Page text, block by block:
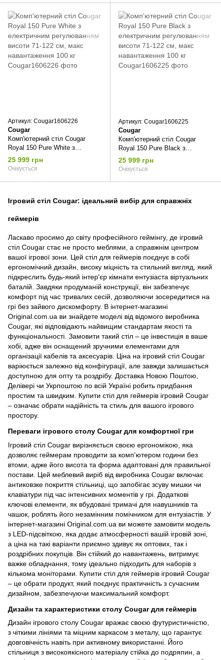
100 кг 100 кг
Артикул: Cougar1606226
Cougar
Комп'ютерний стіл Cougar
Royal 150 Pure White з
електричним регулюванням
висоти 71-122 см, макс
навантаження 100 кг
25 999 грн
Очікується
Артикул: Cougar1606225
Cougar
Комп'ютерний стіл Cougar
Royal 150 Pure Black з
електричним регулюванням
висоти 71-122 см, макс
навантаження 100 кг
25 999 грн
Очікується
Ігровий стіл Cougar: ідеальний вибір для справжніх
геймерів
Ласкаво просимо до світу професійного геймінгу, де ігровий
стіл Cougar стає не просто меблями, а справжнім центром
вашої ігрової зони. Цей стіл для геймерів поєднує в собі
ергономічний дизайн, високу міцність та стильний вигляд, який
підкреслить будь-який інтер'єр кімнати ентузіаста віртуальних
баталій. Завдяки продуманій конструкції, він забезпечує
комфорт під час тривалих сесій, дозволяючи зосередитися на
грі без зайвого дискомфорту. В інтернет-магазині
Original.com.ua ви знайдете моделі від відомого виробника
Cougar, які відповідають найвищим стандартам якості та
функціональності. Замовити такий стіл – це інвестиція в ваше
хобі, адже він оснащений зручними елементами для
організації кабелів та аксесуарів. Ціна на ігровий стіл Cougar
варіюється залежно від конфігурації, але завжди залишається
доступною для опту та роздрібу. Доставка Новою Поштою,
Делівері чи Укрпоштою по всій Україні робить придбання
простим та швидким. Купити стіл для геймерів ігровий Cougar
– означає обрати надійність та стиль для вашого ігрового
простору.
Переваги ігрового столу Cougar для комфортної гри
Ігровий стіл Cougar вирізняється своєю ергономікою, яка
дозволяє геймерам проводити за комп'ютером години без
втоми, адже його висота та форма адаптовані для правильної
постави. Цей меблевий виріб від виробника Cougar включає
антиковзке покриття стільниці, що запобігає зсуву мишки чи
клавіатури під час інтенсивних моментів у грі. Додаткові
ключові елементи, як вбудовані тримачі для навушників та
чашок, роблять його незамінним помічником для ентузіастів. У
інтернет-магазині Original.com.ua ви можете замовити модель
з LED-підсвіткою, яка додає атмосферності вашій ігровій зоні,
а ціна на такі варіанти приємно здивує як оптових, так і
роздрібних покупців. Він стійкий до навантажень, витримує
важке обладнання, тому ідеально підходить для наборів з
кількома моніторами. Купити стіл для геймерів ігровий Cougar
– це обрати продукт, який поєднує практичність з сучасним
дизайном, забезпечуючи максимальний комфорт.
Дизайн та характеристики столу Cougar для геймерів
Дизайн ігрового столу Cougar вражає своєю футуристичністю,
з чіткими лініями та міцним каркасом з металу, що гарантує
довговічність навіть при активному використанні. Його
стільниця з високоякісного матеріалу стійка до подряпин, а